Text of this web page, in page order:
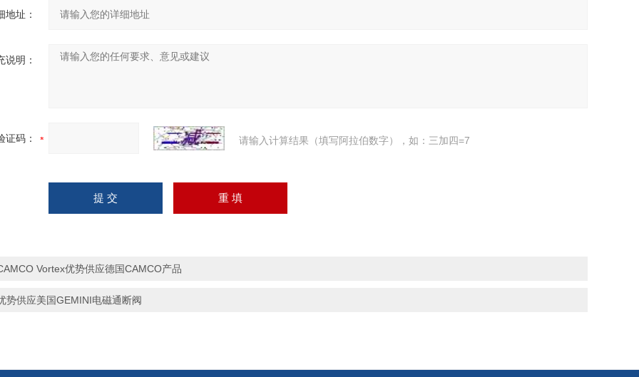
地址：
说明：
证码： 请输入计算结果（填写阿拉伯数字），如：三加四=7
Vortex优势供应德国CAMCO产品
势供应美国GEMINI电磁通断阀